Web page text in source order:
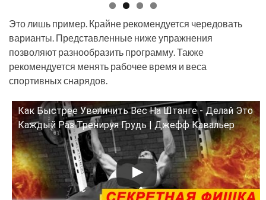
Это лишь пример. Крайне рекомендуется чередовать
варианты. Представленные ниже упражнения
позволяют разнообразить программу. Также
рекомендуется менять рабочее время и веса
спортивных снарядов.
Как Быстрее Увеличить Вес На Штанге - Делай Это
Каждый Раз Тренируя Грудь | Джефф Кавальер
Смотрите это видео на YouTube